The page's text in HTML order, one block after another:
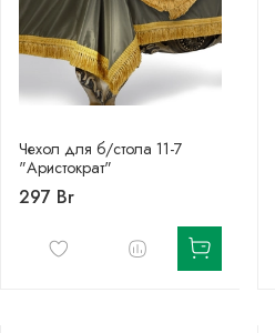
Чехол для б/стола 11-7
"Аристократ"
297 Br